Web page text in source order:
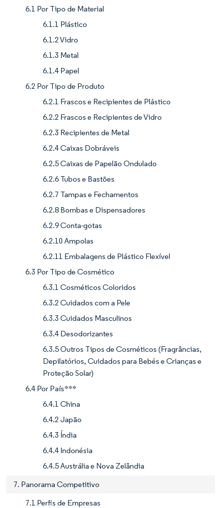
6.1 Por Tipo de Material
6.1.1 Plástico
6.1.2 Vidro
6.1.3 Metal
6.1.4 Papel
6.2 Por Tipo de Produto
6.2.1 Frascos e Recipientes de Plástico
6.2.2 Frascos e Recipientes de Vidro
6.2.3 Recipientes de Metal
6.2.4 Caixas Dobráveis
6.2.5 Caixas de Papelão Ondulado
6.2.6 Tubos e Bastões
6.2.7 Tampas e Fechamentos
6.2.8 Bombas e Dispensadores
6.2.9 Conta-gotas
6.2.10 Ampolas
6.2.11 Embalagens de Plástico Flexível
6.3 Por Tipo de Cosmético
6.3.1 Cosméticos Coloridos
6.3.2 Cuidados com a Pele
6.3.3 Cuidados Masculinos
6.3.4 Desodorizantes
6.3.5 Outros Tipos de Cosméticos (Fragrâncias,
Depilatórios, Cuidados para Bebés e Crianças e
Proteção Solar)
6.4 Por País***
6.4.1 China
6.4.2 Japão
6.4.3 Índia
6.4.4 Indonésia
6.4.5 Austrália e Nova Zelândia
7. Panorama Competitivo
7.1 Perfis de Empresas